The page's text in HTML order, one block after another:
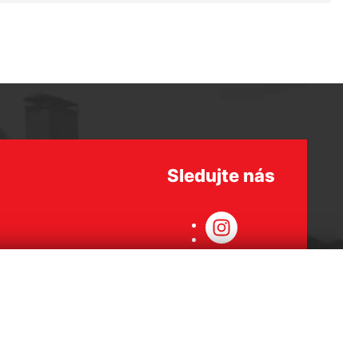
Sledujte nás